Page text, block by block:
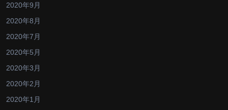
2020年9月
2020年8月
2020年7月
2020年5月
2020年3月
2020年2月
2020年1月